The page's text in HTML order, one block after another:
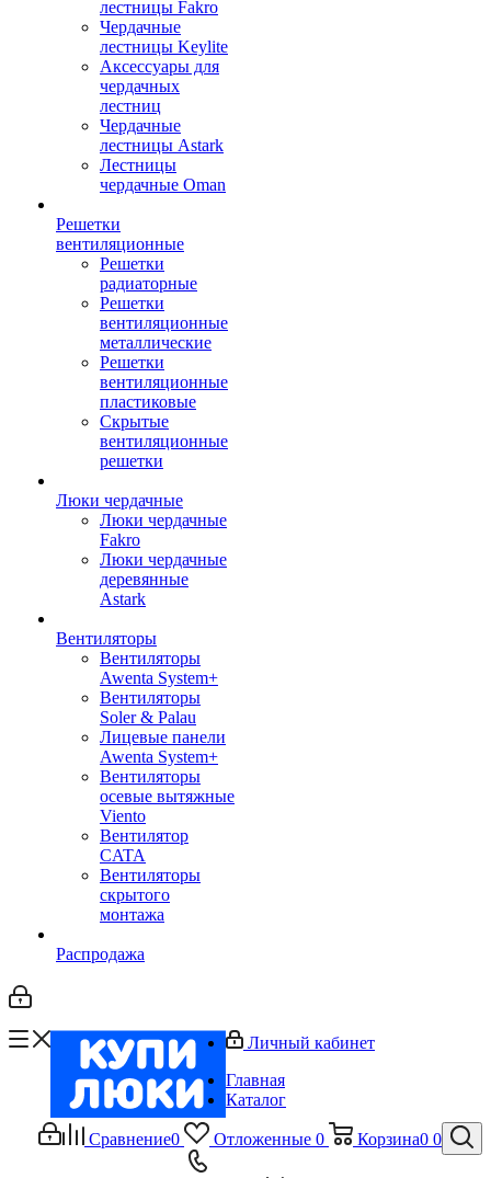
лестницы Fakro
Чердачные
лестницы Keylite
Аксессуары для
чердачных
лестниц
Чердачные
лестницы Astark
Лестницы
чердачные Oman
Решетки
вентиляционные
Решетки
радиаторные
Решетки
вентиляционные
металлические
Решетки
вентиляционные
пластиковые
Скрытые
вентиляционные
решетки
Люки чердачные
Люки чердачные
Fakro
Люки чердачные
деревянные
Astark
Вентиляторы
Вентиляторы
Awenta System+
Вентиляторы
Soler & Palau
Лицевые панели
Awenta System+
Вентиляторы
осевые вытяжные
Viento
Вентилятор
CATA
Вентиляторы
скрытого
монтажа
Распродажа
Сравнение0 Отложенные 0 Корзина0 0
Личный кабинет
Главная
Каталог